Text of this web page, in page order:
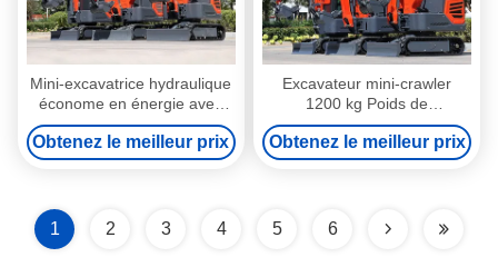
Mini-excavatrice hydraulique
économe en énergie avec
une largeur de châssis de
930 mm
Obtenez le meilleur prix
Excavateur mini-crawler
1200 kg Poids de
fonctionnement
Obtenez le meilleur prix
1 2 3 4 5 6